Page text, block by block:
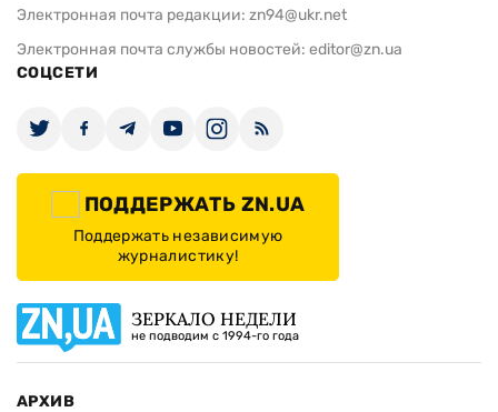
Электронная почта редакции: zn94@ukr.net
Электронная почта службы новостей: editor@zn.ua
СОЦСЕТИ
ПОДДЕРЖАТЬ ZN.UA
Поддержать независимую
журналистику!
ЗЕРКАЛО НЕДЕЛИ
не подводим с 1994-го года
АРХИВ